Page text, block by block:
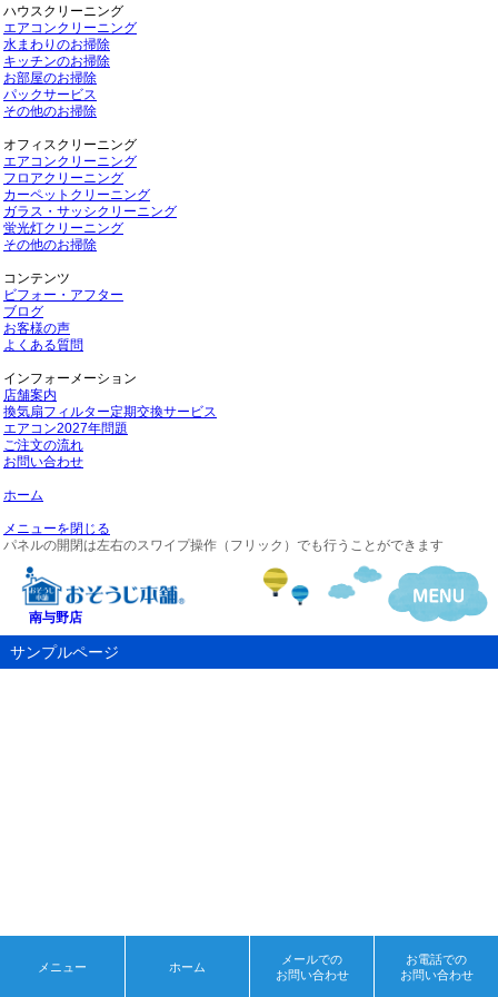
ハウスクリーニング
エアコンクリーニング
水まわりのお掃除
キッチンのお掃除
お部屋のお掃除
パックサービス
その他のお掃除
オフィスクリーニング
エアコンクリーニング
フロアクリーニング
カーペットクリーニング
ガラス・サッシクリーニング
蛍光灯クリーニング
その他のお掃除
コンテンツ
ビフォー・アフター
ブログ
お客様の声
よくある質問
インフォーメーション
店舗案内
換気扇フィルター定期交換サービス
エアコン2027年問題
ご注文の流れ
お問い合わせ
ホーム
メニューを閉じる
パネルの開閉は左右のスワイプ操作（フリック）でも行うことができます
南与野店
サンプルページ
メニュー ホーム
メールでの
お問い合わせ
お電話での
お問い合わせ